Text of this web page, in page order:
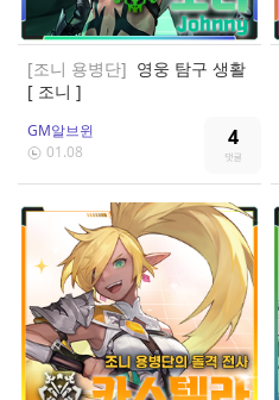
[조니 용병단] 영웅 탐구 생활
[ 조니 ]
4
GM알브윈
01.08